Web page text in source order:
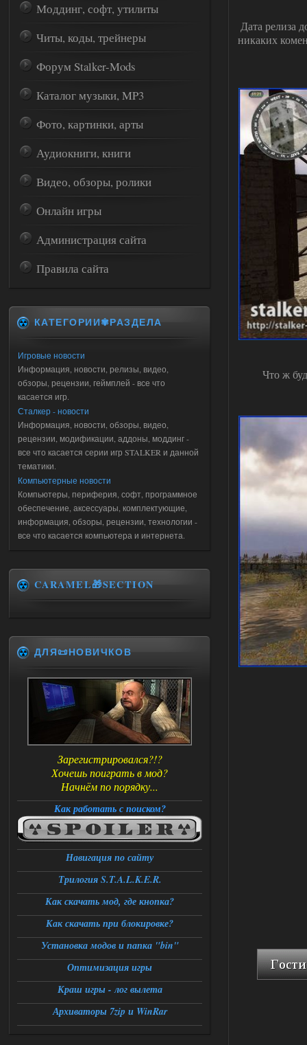
Дата релиза
никаких
Что ж
Моддинг, софт, утилиты
Читы, коды, трейнеры
Форум Stalker-Mods
Каталог музыки, MP3
Фото, картинки, арты
Аудиокниги, книги
Видео, обзоры, ролики
Онлайн игры
Администрация сайта
Правила сайта
КАТЕГОРИИ✾РАЗДЕЛА
Игровые новости
Информация, новости, релизы, видео,
обзоры, рецензии, геймплей - все что
касается игр.
Сталкер - новости
Информация, новости, обзоры, видео,
рецензии, модификации, аддоны, моддинг -
все что касается серии игр STALKER и данной
тематики.
Компьютерные новости
Компьютеры, периферия, софт, программное
обеспечение, аксессуары, комплектующие,
информация, обзоры, рецензии, технологии -
все что касается компьютера и интернета.
CARAMEL🎁SECTION
ДЛЯ📜НОВИЧКОВ
Зарегистрировался?!?
Хочешь поиграть в мод?
Начнём по порядку...
Как работать с поиском?
Навигация по сайту
Трилогия S.T.A.L.K.E.R.
Как скачать мод, где кнопка?
Как скачать при блокировке?
Установка модов и папка "bin"
Оптимизация игры
Краш игры - лог вылета
Архиваторы 7zip и WinRar